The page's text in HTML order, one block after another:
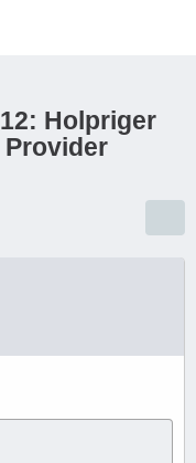
Holpriger
Provider